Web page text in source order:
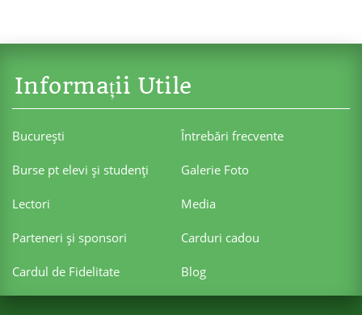
Informații Utile
Bucureşti Întrebări frecvente
Burse pt elevi şi studenţi Galerie Foto
Lectori Media
Parteneri şi sponsori Carduri cadou
Cardul de Fidelitate Blog